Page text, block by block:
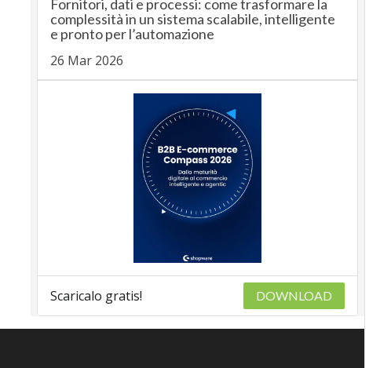
Fornitori, dati e processi: come trasformare la
complessità in un sistema scalabile, intelligente
e pronto per l’automazione
26 Mar 2026
Scaricalo gratis! DOWNLOAD